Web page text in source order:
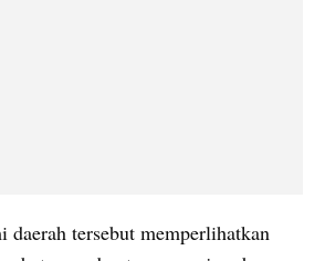
daerah tersebut memperlihatkan